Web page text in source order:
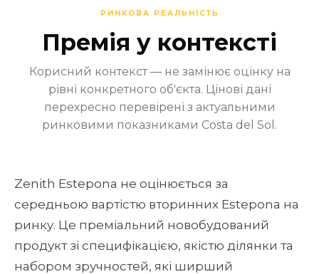
РИНКОВА РЕАЛЬНІСТЬ
Премія у контексті
Корисний контекст — не замінює оцінку на
рівні конкретного об'єкта. Цінові дані
перехресно перевірені з актуальними
ринковими показниками Costa del Sol.
Zenith Estepona не оцінюється за
середньою вартістю вторинних Estepona на
ринку. Це преміальний новобудований
продукт зі специфікацією, якістю ділянки та
набором зручностей, які ширший